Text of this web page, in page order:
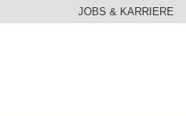
JOBS & KARRIERE